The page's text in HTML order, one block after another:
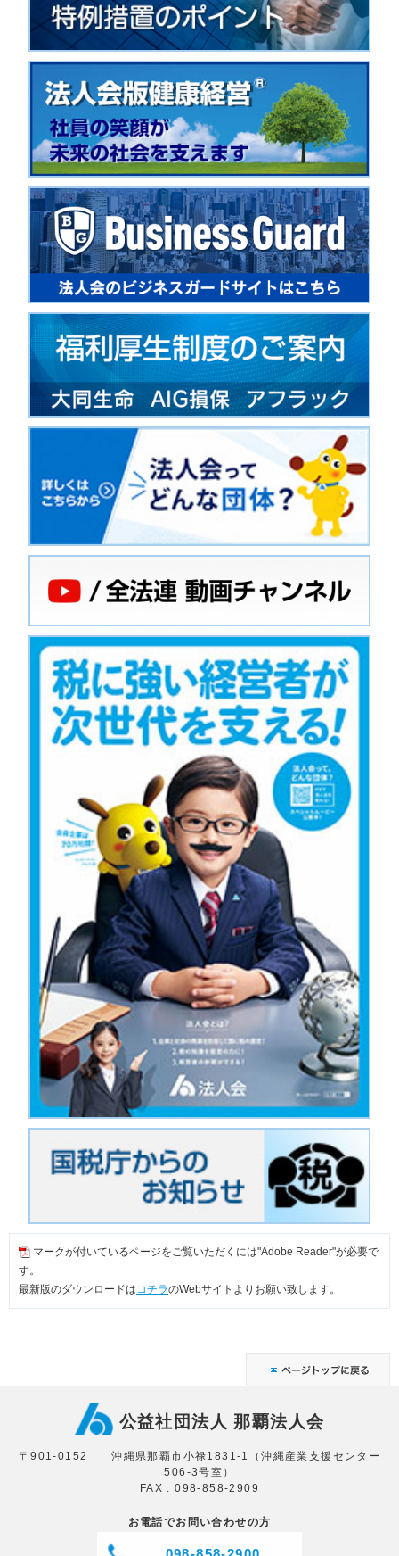
マークが付いているページをご覧いただくには"Adobe Reader"が必要で
す。
最新版のダウンロードは コチラのWebサイトよりお願い致します。
公益社団法人 那覇法人会
〒901-0152 沖縄県那覇市小禄1831-1（沖縄産業支援センター
506-3号室）
FAX : 098-858-2909
お電話でお問い合わせの方